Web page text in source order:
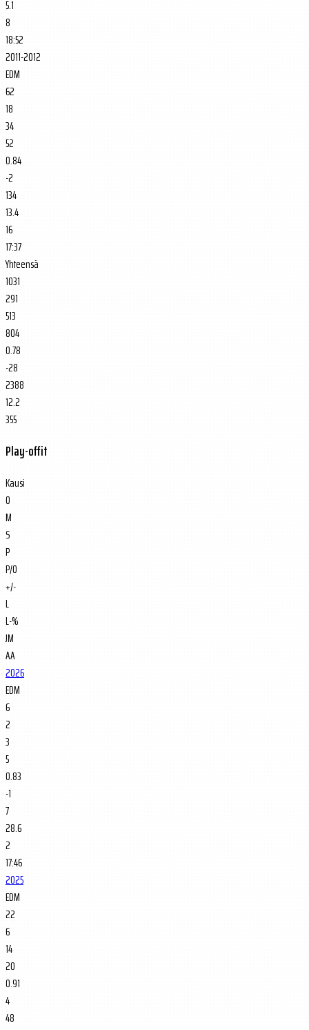
5.1
8
18:52
2011-2012
EDM
62
18
34
52
0.84
-2
134
13.4
16
17:37
Yhteensä
1031
291
513
804
0.78
-28
2388
12.2
355
Play-offit
Kausi
O
M
S
P
P/O
+/-
L
L-%
JM
AA
2026
EDM
6
2
3
5
0.83
-1
7
28.6
2
17:46
2025
EDM
22
6
14
20
0.91
4
48